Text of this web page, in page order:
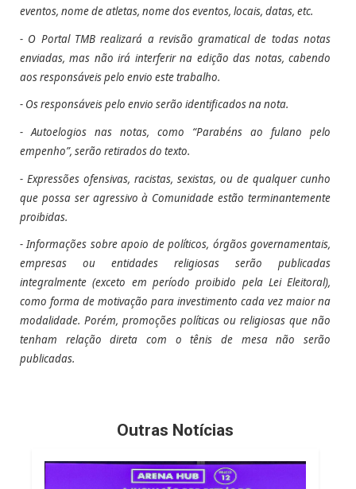
eventos, nome de atletas, nome dos eventos, locais, datas, etc.
- O Portal TMB realizará a revisão gramatical de todas notas
enviadas, mas não irá interferir na edição das notas, cabendo
aos responsáveis pelo envio este trabalho.
- Os responsáveis pelo envio serão identificados na nota.
- Autoelogios nas notas, como “Parabéns ao fulano pelo
empenho”, serão retirados do texto.
- Expressões ofensivas, racistas, sexistas, ou de qualquer cunho
que possa ser agressivo à Comunidade estão terminantemente
proibidas.
- Informações sobre apoio de políticos, órgãos governamentais,
empresas ou entidades religiosas serão publicadas
integralmente (exceto em período proibido pela Lei Eleitoral),
como forma de motivação para investimento cada vez maior na
modalidade. Porém, promoções políticas ou religiosas que não
tenham relação direta com o tênis de mesa não serão
publicadas.
Outras Notícias